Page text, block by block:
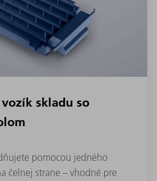
skladu so
pomocou jedného
čelnej strane – vhodné pre